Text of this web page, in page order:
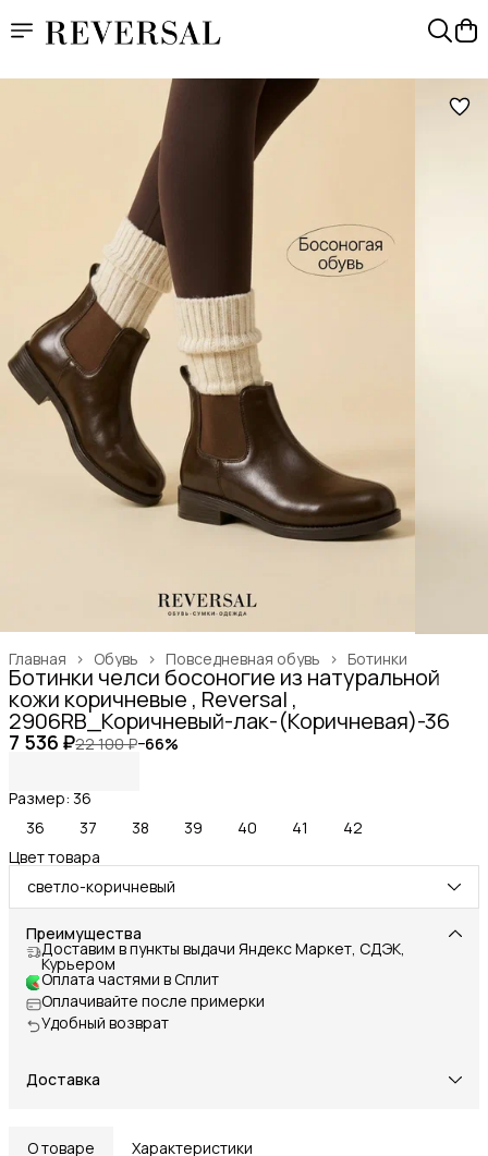
Ботинки
Повседневная обувь ›
Обувь ›
Главная ›
Ботинки челси босоногие из натуральной
кожи коричневые , Reversal ,
2906RB_Коричневый-лак-(Коричневая)-36
7 536 ₽22 100 ₽−66%
Размер: 36
36
37 38 39 40 41
42
Цвет товара
светло-коричневый
Преимущества
Доставим в пункты выдачи Яндекс Маркет, СДЭК,
Курьером
Оплата частями в Сплит
Оплачивайте после примерки
Удобный возврат
Доставка
О товаре Характеристики